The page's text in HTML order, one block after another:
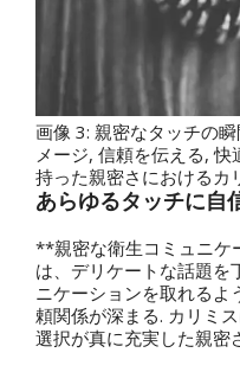
画像 3: 親密なタッチの
メージ, 信頼を伝える,
持った親密さにおけるカ
あらゆるタッチに自
**親密な衛生コミュニケ
は、デリケートな話題を
ニケーションを取れるよ
頼関係が深まる. カリミ
選択が真に充実した親密